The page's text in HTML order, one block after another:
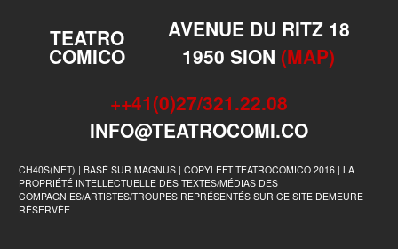
TEATRO
COMICO
AVENUE DU RITZ 18
1950 SION (MAP)
++41(0)27/321.22.08
INFO@TEATROCOMI.CO
CH40S(NET) | BASÉ SUR MAGNUS | COPYLEFT TEATROCOMICO 2016 | LA
PROPRIÉTÉ INTELLECTUELLE DES TEXTES/MÉDIAS DES
COMPAGNIES/ARTISTES/TROUPES REPRÉSENTÉS SUR CE SITE DEMEURE
RÉSERVÉE